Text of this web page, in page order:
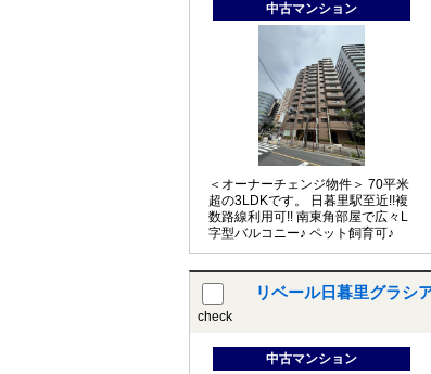
中古マンション
＜オーナーチェンジ物件＞ 70平米
超の3LDKです。 日暮里駅至近!!複
数路線利用可!! 南東角部屋で広々L
字型バルコニー♪ ペット飼育可♪
check
リベール日暮里グラシ
中古マンション